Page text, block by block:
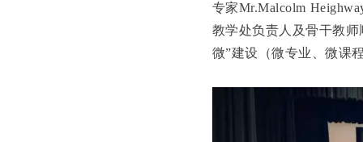
专家Mr.Malcolm
教学处负责人及骨干教
微”建设（微专业、微课